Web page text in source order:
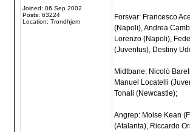
Joined: 06 Sep 2002
Posts: 63224
Location: Trondhjem
Forsvar: Francesco
(Napoli), Andrea
Lorenzo (Napoli),
(Juventus), Destiny
Midtbane: Nicolò
Manuel Locatelli
Tonali (Newcastle);
Angrep: Moise Kean
(Atalanta), Riccardo